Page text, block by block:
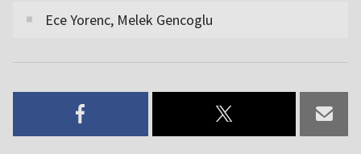
Ece Yorenc, Melek Gencoglu